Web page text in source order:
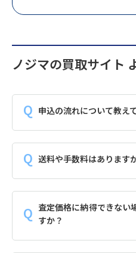
ノジマの買取サイト
申込の流れについて教え
送料や手数料はあります
査定価格に納得できない
すか？